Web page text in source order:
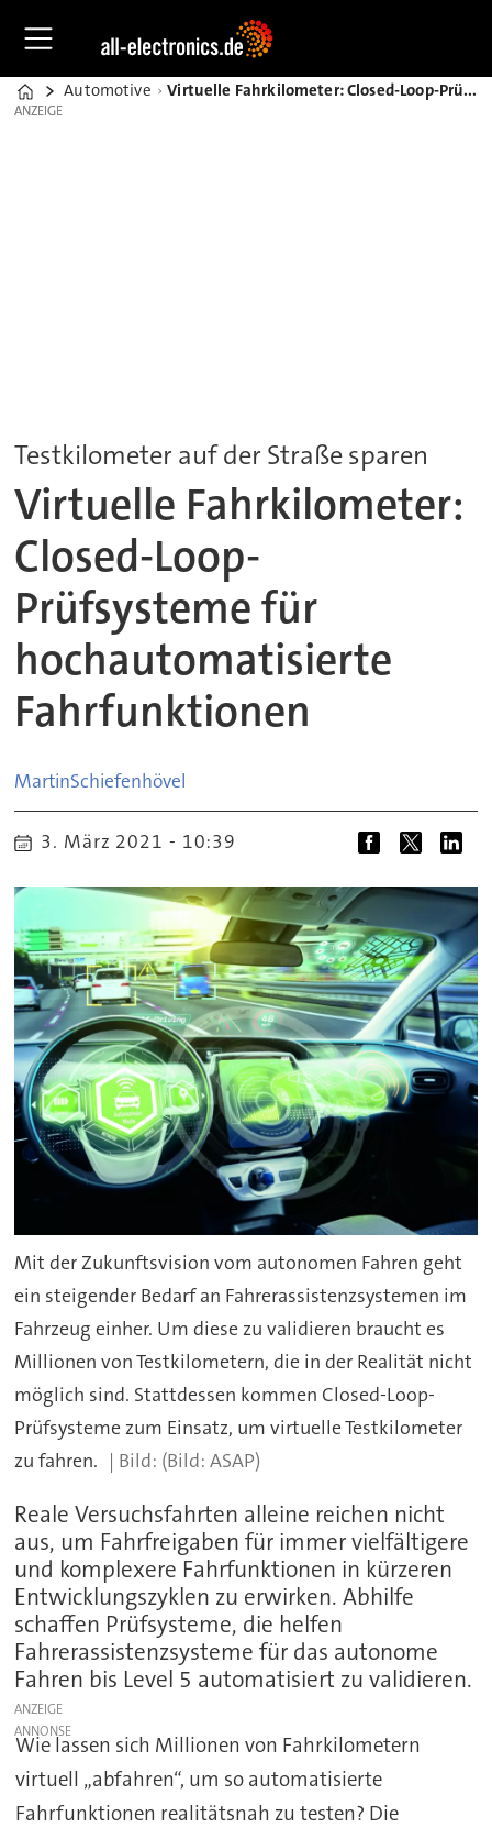
Home
Automotive Virtuelle Fahrkilometer: Closed-Loop-Prüfsysteme für hochautomatisierte Fahrfunktionen
ANZEIGE
ANZEIGE
Testkilometer auf der Straße sparen
Virtuelle Fahrkilometer:
Closed-Loop-
Prüfsysteme für
hochautomatisierte
Fahrfunktionen
MartinSchiefenhövel
3. März 2021 - 10:39
Mit der Zukunftsvision vom autonomen Fahren geht
ein steigender Bedarf an Fahrerassistenzsystemen im
Fahrzeug einher. Um diese zu validieren braucht es
Millionen von Testkilometern, die in der Realität nicht
möglich sind. Stattdessen kommen Closed-Loop-
Prüfsysteme zum Einsatz, um virtuelle Testkilometer
zu fahren.
(Bild: ASAP)
Reale Versuchsfahrten alleine reichen nicht
aus, um Fahrfreigaben für immer vielfältigere
und komplexere Fahrfunktionen in kürzeren
Entwicklungszyklen zu erwirken. Abhilfe
schaffen Prüfsysteme, die helfen
Fahrerassistenzsysteme für das autonome
Fahren bis Level 5 automatisiert zu validieren.
ANZEIGE
Wie lassen sich Millionen von Fahrkilometern
virtuell „abfahren“, um so automatisierte
Fahrfunktionen realitätsnah zu testen? Die